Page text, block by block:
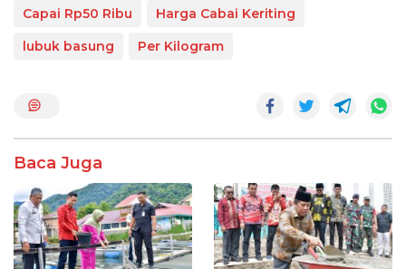
e
b
k
itt
er
at
p
e ar
e
Capai Rp50 Ribu
Harga Cabai Keriting
lubuk basung
Per Kilogram
Baca Juga